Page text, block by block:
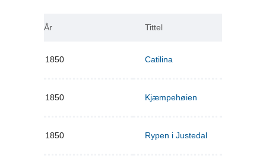
År Tittel
1850 Catilina
1850 Kjæmpehøien
1850 Rypen i Justedal